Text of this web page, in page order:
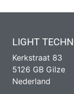
LIGHT
Kerkstraat 83
5126 GB Gilze
Nederland